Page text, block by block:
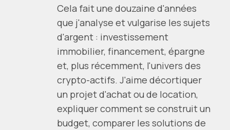
Cela fait une douzaine d'années
que j'analyse et vulgarise les sujets
d'argent : investissement
immobilier, financement, épargne
et, plus récemment, l'univers des
crypto-actifs. J'aime décortiquer
un projet d'achat ou de location,
expliquer comment se construit un
budget, comparer les solutions de